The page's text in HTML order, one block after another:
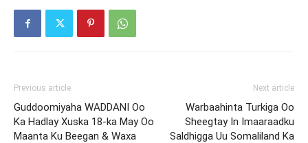
Previous article
Guddoomiyaha WADDANI Oo
Ka Hadlay Xuska 18-ka May Oo
Maanta Ku Beegan & Waxa
Next article
Warbaahinta Turkiga Oo
Sheegtay In Imaaraadku
Saldhigga Uu Somaliland Ka